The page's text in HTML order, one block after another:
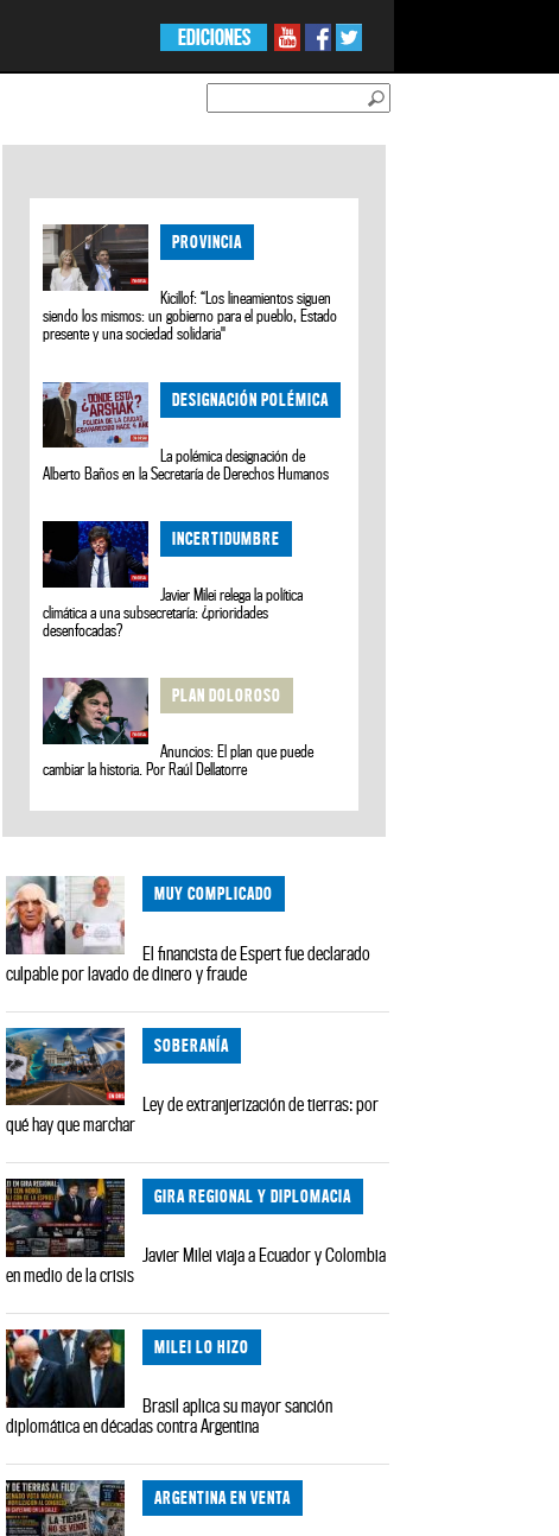
EDICIONES
PROVINCIA
Kicillof: “Los lineamientos siguen
siendo los mismos: un gobierno para el pueblo, Estado
presente y una sociedad solidaria"
DESIGNACIÓN POLÉMICA
La polémica designación de
Alberto Baños en la Secretaría de Derechos Humanos
INCERTIDUMBRE
Javier Milei relega la política
climática a una subsecretaría: ¿prioridades
desenfocadas?
PLAN DOLOROSO
Anuncios: El plan que puede
cambiar la historia. Por Raúl Dellatorre
MUY COMPLICADO
El financista de Espert fue declarado
culpable por lavado de dinero y fraude
SOBERANÍA
Ley de extranjerización de tierras: por
qué hay que marchar
GIRA REGIONAL Y DIPLOMACIA
Javier Milei viaja a Ecuador y Colombia
en medio de la crisis
MILEI LO HIZO
Brasil aplica su mayor sanción
diplomática en décadas contra Argentina
ARGENTINA EN VENTA